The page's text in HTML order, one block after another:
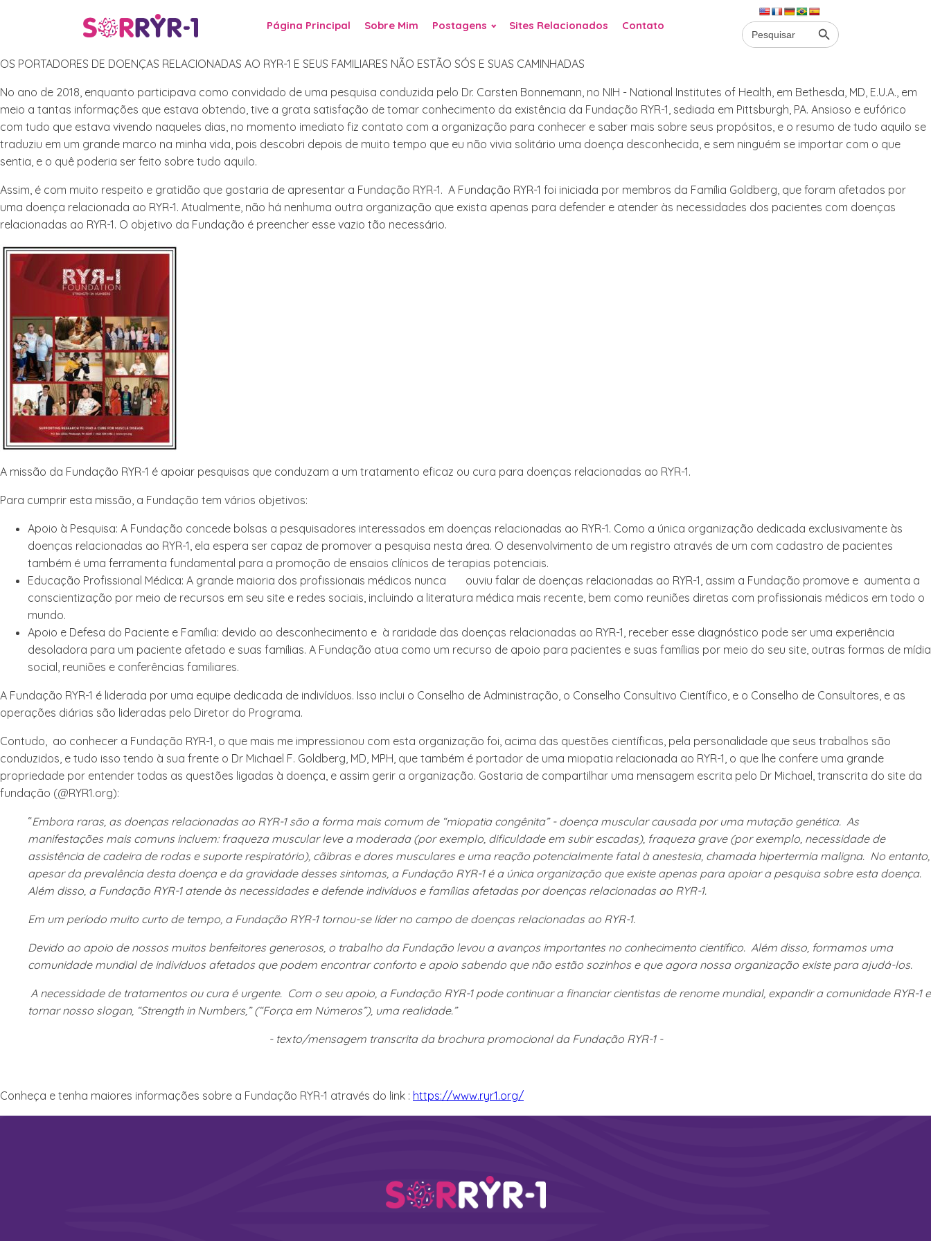
Página Principal Sobre Mim Postagens Sites Relacionados Contato
Search
for:
Search Button
Página Principal Sobre Mim Postagens Sites Relacionados Contato
Search
for:
Search Button
OS PORTADORES DE DOENÇAS RELACIONADAS AO RYR-1 E SEUS FAMILIARES NÃO ESTÃO SÓS E SUAS CAMINHADAS
No ano de 2018, enquanto participava como convidado de uma pesquisa conduzida pelo Dr. Carsten Bonnemann, no NIH - National Institutes of Health, em Bethesda, MD, E.U.A., em
meio a tantas informações que estava obtendo, tive a grata satisfação de tomar conhecimento da existência da Fundação RYR-1, sediada em Pittsburgh, PA. Ansioso e eufórico
com tudo que estava vivendo naqueles dias, no momento imediato fiz contato com a organização para conhecer e saber mais sobre seus propósitos, e o resumo de tudo aquilo se
traduziu em um grande marco na minha vida, pois descobri depois de muito tempo que eu não vivia solitário uma doença desconhecida, e sem ninguém se importar com o que
sentia, e o quê poderia ser feito sobre tudo aquilo.
Assim, é com muito respeito e gratidão que gostaria de apresentar a Fundação RYR-1. A Fundação RYR-1 foi iniciada por membros da Família Goldberg, que foram afetados por
uma doença relacionada ao RYR-1. Atualmente, não há nenhuma outra organização que exista apenas para defender e atender às necessidades dos pacientes com doenças
relacionadas ao RYR-1. O objetivo da Fundação é preencher esse vazio tão necessário.
A missão da Fundação RYR-1 é apoiar pesquisas que conduzam a um tratamento eficaz ou cura para doenças relacionadas ao RYR-1.
Para cumprir esta missão, a Fundação tem vários objetivos:
Apoio à Pesquisa: A Fundação concede bolsas a pesquisadores interessados ​​em doenças relacionadas ao RYR-1. Como a única organização dedicada exclusivamente às
doenças relacionadas ao RYR-1, ela espera ser capaz de promover a pesquisa nesta área. O desenvolvimento de um registro através de um com cadastro de pacientes
também é uma ferramenta fundamental para a promoção de ensaios clínicos de terapias potenciais.
Educação Profissional Médica: A grande maioria dos profissionais médicos nunca ouviu falar de doenças relacionadas ao RYR-1, assim a Fundação promove e aumenta a
conscientização por meio de recursos em seu site e redes sociais, incluindo a literatura médica mais recente, bem como reuniões diretas com profissionais médicos em todo o
mundo.
Apoio e Defesa do Paciente e Família: devido ao desconhecimento e à raridade das doenças relacionadas ao RYR-1, receber esse diagnóstico pode ser uma experiência
desoladora para um paciente afetado e suas famílias. A Fundação atua como um recurso de apoio para pacientes e suas famílias por meio do seu site, outras formas de mídia
social, reuniões e conferências familiares.
A Fundação RYR-1 é liderada por uma equipe dedicada de indivíduos. Isso inclui o Conselho de Administração, o Conselho Consultivo Científico, e o Conselho de Consultores, e as
operações diárias são lideradas pelo Diretor do Programa.
Contudo, ao conhecer a Fundação RYR-1, o que mais me impressionou com esta organização foi, acima das questões científicas, pela personalidade que seus trabalhos são
conduzidos, e tudo isso tendo à sua frente o Dr Michael F. Goldberg, MD, MPH, que também é portador de uma miopatia relacionada ao RYR-1, o que lhe confere uma grande
propriedade por entender todas as questões ligadas à doença, e assim gerir a organização. Gostaria de compartilhar uma mensagem escrita pelo Dr Michael, transcrita do site da
fundação (@RYR1.org):
“Embora raras, as doenças relacionadas ao RYR-1 são a forma mais comum de “miopatia congênita” - doença muscular causada por uma mutação genética. As
manifestações mais comuns incluem: fraqueza muscular leve a moderada (por exemplo, dificuldade em subir escadas), fraqueza grave (por exemplo, necessidade de
assistência de cadeira de rodas e suporte respiratório), cãibras e dores musculares e uma reação potencialmente fatal à anestesia, chamada hipertermia maligna. No entanto,
apesar da prevalência desta doença e da gravidade desses sintomas, a Fundação RYR-1 é a única organização que existe apenas para apoiar a pesquisa sobre esta doença.
Além disso, a Fundação RYR-1 atende às necessidades e defende indivíduos e famílias afetadas por doenças relacionadas ao RYR-1.
Em um período muito curto de tempo, a Fundação RYR-1 tornou-se líder no campo de doenças relacionadas ao RYR-1.
Devido ao apoio de nossos muitos benfeitores generosos, o trabalho da Fundação levou a avanços importantes no conhecimento científico. Além disso, formamos uma
comunidade mundial de indivíduos afetados que podem encontrar conforto e apoio sabendo que não estão sozinhos e que agora nossa organização existe para ajudá-los.
A necessidade de tratamentos ou cura é urgente. Com o seu apoio, a Fundação RYR-1 pode continuar a financiar cientistas de renome mundial, expandir a comunidade RYR-1 e
tornar nosso slogan, “Strength in Numbers,” (“Força em Números”), uma realidade.”
- texto/mensagem transcrita da brochura promocional da Fundação RYR-1 -
Conheça e tenha maiores informações sobre a Fundação RYR-1 através do link : https://www.ryr1.org/